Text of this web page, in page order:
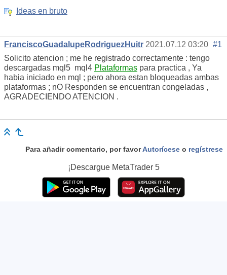
Ideas en bruto
FranciscoGuadalupeRodriguezHuitr 2021.07.12 03:20 #1
Solicito atencion ; me he registrado correctamente : tengo
descargadas mql5 mql4 Plataformas para practica , Ya
habia iniciado en mql ; pero ahora estan bloqueadas ambas
plataformas ; nO Responden se encuentran congeladas ,
AGRADECIENDO ATENCION .
Para añadir comentario, por favorAutorícese o regístrese
¡Descargue MetaTrader 5